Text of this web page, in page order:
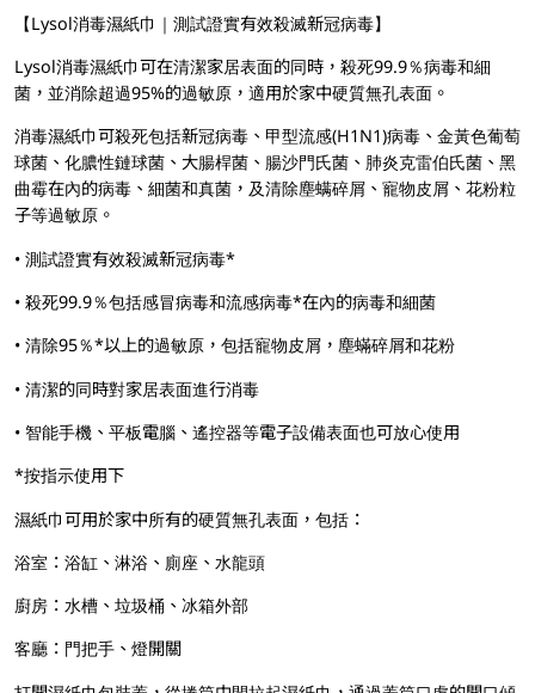
【Lysol消毒濕紙巾｜測試證實有效殺滅新冠病毒】
Lysol消毒濕紙巾可在清潔家居表面的同時，殺死99.9％病毒和細
菌，並消除超過95%的過敏原，適用於家中硬質無孔表面。
消毒濕紙巾可殺死包括新冠病毒、甲型流感(H1N1)病毒、金黃色葡萄
球菌、化膿性鏈球菌、大腸桿菌、腸沙門氏菌、肺炎克雷伯氏菌、黑
曲霉在內的病毒、細菌和真菌，及清除塵螨碎屑、寵物皮屑、花粉粒
子等過敏原。
• 測試證實有效殺滅新冠病毒*
• 殺死99.9％包括感冒病毒和流感病毒*在內的病毒和細菌
• 清除95％*以上的過敏原，包括寵物皮屑，塵蟎碎屑和花粉
• 清潔的同時對家居表面進行消毒
• 智能手機、平板電腦、遙控器等電子設備表面也可放心使用
*按指示使用下
濕紙巾可用於家中所有的硬質無孔表面，包括：
浴室：浴缸、淋浴、廁座、水龍頭
廚房：水槽、垃圾桶、冰箱外部
客廳：門把手、燈開關